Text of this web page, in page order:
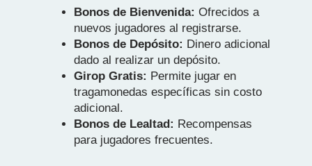
Bonos de Bienvenida: Ofrecidos a
nuevos jugadores al registrarse.
Bonos de Depósito: Dinero adicional
dado al realizar un depósito.
Girop Gratis: Permite jugar en
tragamonedas específicas sin costo
adicional.
Bonos de Lealtad: Recompensas
para jugadores frecuentes.